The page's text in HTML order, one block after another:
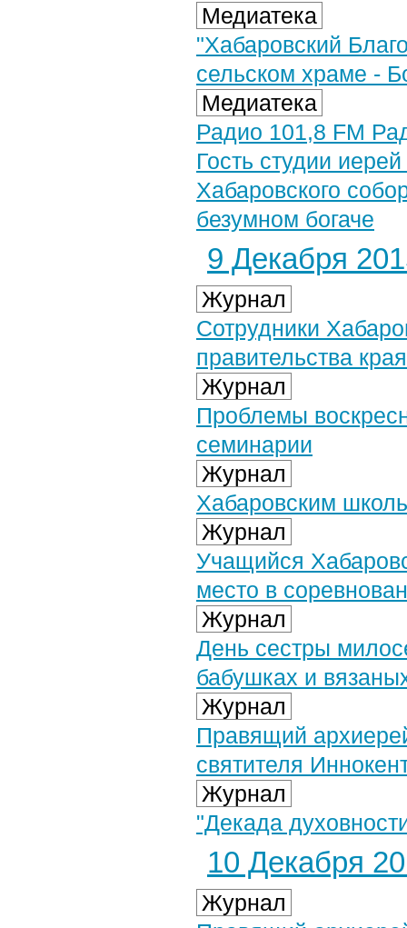
Медиатека
"Хабаровский
сельском храме -
Медиатека
Радио 101,8 FM
Гость студии
Хабаровского
безумном богаче
9 Декабря
Журнал
Сотрудники
правительства края
Журнал
Проблемы
семинарии
Журнал
Хабаровским
Журнал
Учащийся
место в
Журнал
День сестры
бабушках и
Журнал
Правящий
святителя
Журнал
"Декада
10 Декабря
Журнал